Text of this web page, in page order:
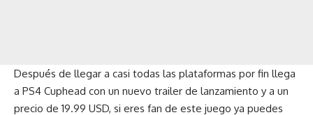
Después de llegar a casi todas las plataformas por fin llega
a PS4 Cuphead con un nuevo trailer de lanzamiento y a un
precio de 19.99 USD, si eres fan de este juego ya puedes